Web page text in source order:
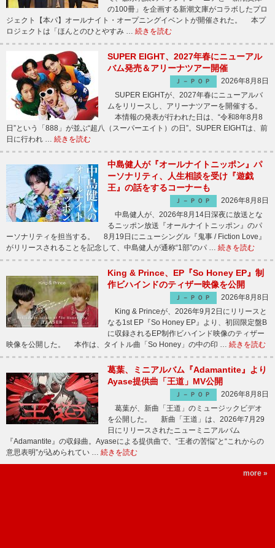
の100冊」を企画する新潮文庫がコラボしたプロ
ジェクト【本パ】オールナイト・オープニングイベントが開催された。 本プ
ロジェクトは「ほんとのひとやすみ … 続きを読む
SUPER EIGHT、2027年春にニューアル
バム発売＆アリーナツアー開催
Ｊ－ＰＯＰ
2026年8月8日
SUPER EIGHTが、2027年春にニューアルバ
ムをリリースし、アリーナツアーを開催する。
本情報の発表が行われた日は、“令和8年8月8
日”という「888」が並ぶ“超八（スーパーエイト）の日”。SUPER EIGHTは、前
日に行われ … 続きを読む
中島健人が『オールナイトニッポン』パ
ーソナリティ、人生相談を受け『遊戯
王』の話をするコーナーも
Ｊ－ＰＯＰ
2026年8月8日
中島健人が、2026年8月14日深夜に放送とな
るニッポン放送『オールナイトニッポン』のパ
ーソナリティを担当する。 8月19日にニューシングル『鬼事 / Fiction Love』
がリリースされることを記念して、中島健人が通称“1部”のパ … 続きを読む
King & Prince、EP『So Honey EP』制
作ビハインドのティザー映像を公開
Ｊ－ＰＯＰ
2026年8月8日
King & Princeが、2026年9月2日にリリースと
なる1st EP『So Honey EP』より、初回限定盤B
に収録されるEP制作ビハインド映像のティザー
映像を公開した。 本作は、タイトル曲「So Honey」の中の印 … 続きを読む
葛葉、ミニアルバム『Adamantite』より
Ayase提供曲「王道」MV公開
Ｊ－ＰＯＰ
2026年8月8日
葛葉が、新曲「王道」のミュージックビデオ
を公開した。 新曲「王道」は、2026年7月29
日にリリースされたニューミニアルバム
『Adamantite』の収録曲。Ayaseによる提供曲で、“王者の苦悩”と“これからの
意思表明”が込められてい … 続きを読む
more »